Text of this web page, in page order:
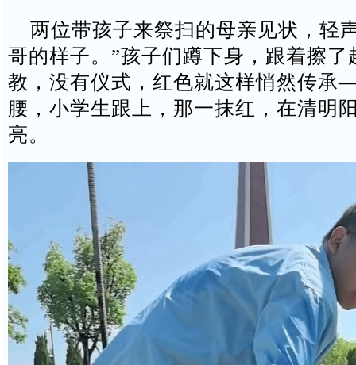
两位带孩子来祭扫的母亲见状，轻
哥的样子。”孩子们蹲下身，跟着擦了
教，没有仪式，红色就这样悄然传
腰，小学生跟上，那一抹红，在清明
亮。